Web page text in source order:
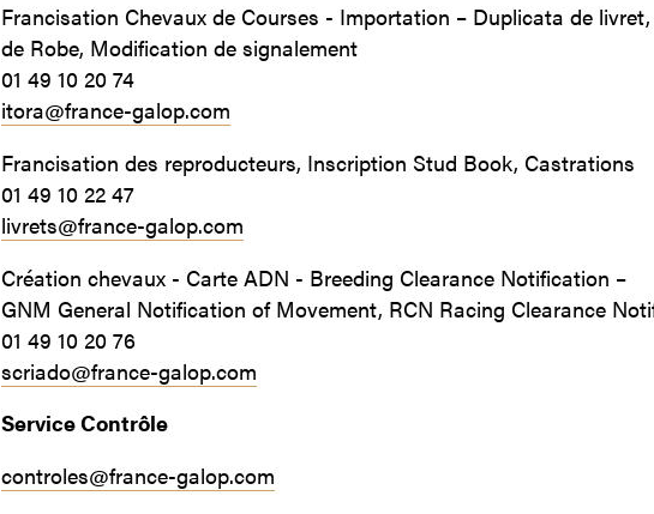
Francisation Chevaux de Courses - Importation – Duplicata de
de Robe, Modification de signalement
01 49 10 20 74
itora@france-galop.com
Francisation des reproducteurs, Inscription Stud Book, Castrations
01 49 10 22 47
livrets@france-galop.com
Création chevaux - Carte ADN - Breeding Clearance Notification –
GNM General Notification of Movement, RCN Racing Clearance
01 49 10 20 76
scriado@france-galop.com
Service Contrôle
controles@france-galop.com